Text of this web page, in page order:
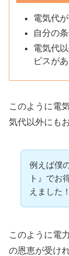
電気代
自分の
電気代
ビスが
このように電
気代以外にも
例えば僕
ト』でお
えました！
このように電
の恩恵が受け